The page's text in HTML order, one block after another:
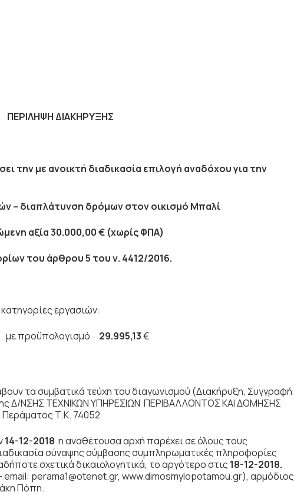
ΠΕΡΙΛΗΨΗ ΔΙΑΚΗΡΥΞΗΣ
με ανοικτή διαδικασία επιλογή αναδόχου για την
– διαπλάτυνση δρόμων στον οικισμό Μπαλί
αξία30.000,00€ (χωρίς ΦΠΑ)
του άρθρου 5 του ν. 4412/2016.
εργασιών:
με προϋπολογισμό 29.995,13€
τα συμβατικά τεύχη του διαγωνισμού (Διακήρυξη, Συγγραφή
Δ/ΝΣΗΣ ΤΕΧΝΙΚΩΝ ΥΠΗΡΕΣΙΩΝ ΠΕΡΙΒΑΛΛΟΝΤΟΣ ΚΑΙ ΔΟΜΗΣΗΣ
Τ.Κ. 74052
14-12-2018 η αναθέτουσα αρχή παρέχει σε όλους τους
σύναψης σύμβασης συμπληρωματικές πληροφορίες
σχετικά δικαιολογητικά, το αργότερο στις 18-12-2018.
perama1@otenet.gr, www.dimosmylopotamou.gr), αρμόδιος
Πόπη.